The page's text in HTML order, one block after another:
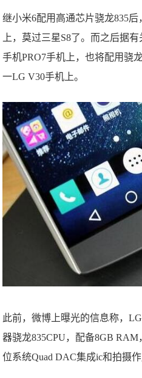
继小米6配用高通芯片骁龙835
上，莫过三星S8了。而之后据
手机PRO7手机上，也将配用骁
一LG V30手机上。
此前，微博上曝光的信息称，
器骁龙835CPU，配备8GB
位系统Quad DAC集成ic和拍摄作